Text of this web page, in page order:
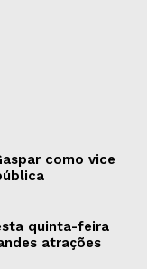
como vice
quinta-feira
atrações